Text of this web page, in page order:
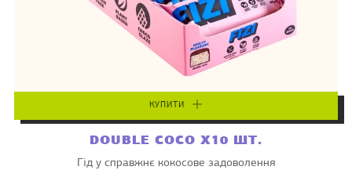
КУПИТИ
DOUBLE COCO X10 ШТ.
Гід у справжнє кокосове задоволення